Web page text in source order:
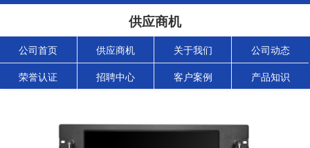
供应商机
公司首页 供应商机 关于我们 公司动态
荣誉认证 招聘中心 客户案例 产品知识